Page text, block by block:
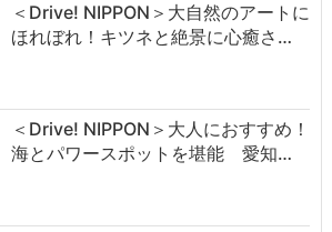
＜Drive! NIPPON＞大自然のアートに
ほれぼれ！キツネと絶景に心癒さ…
＜Drive! NIPPON＞大人におすすめ！
海とパワースポットを堪能 愛知…